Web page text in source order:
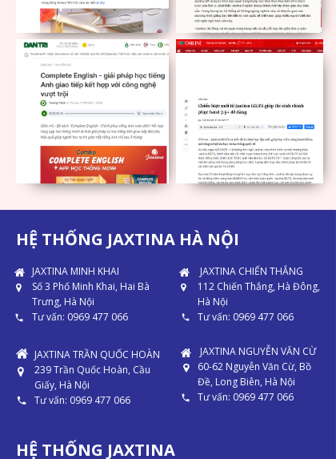
HỆ THỐNG JAXTINA
HỆ THỐNG JAXTINA HÀ NỘI
JAXTINA NGUYỄN VĂN CỪ
60-62 Nguyễn Văn Cừ, Bồ
Đề, Long Biên, Hà Nội
Tư vấn: 0969 477 066
JAXTINA TRẦN QUỐC HOÀN
239 Trần Quốc Hoàn, Cầu
Giấy, Hà Nội
Tư vấn: 0969 477 066
JAXTINA MINH KHAI
Số 3 Phố Minh Khai, Hai Bà
Trưng, Hà Nội
Tư vấn: 0969 477 066
JAXTINA CHIẾN THẮNG
112 Chiến Thắng, Hà Đông,
Hà Nội
Tư vấn: 0969 477 066